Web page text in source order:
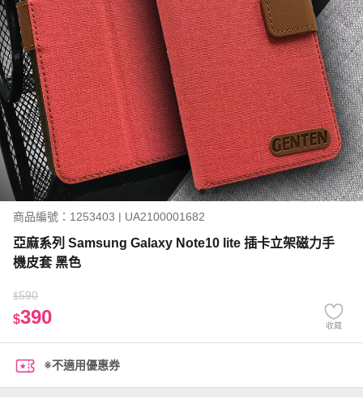
商品編號：1253403 | UA2100001682
亞麻系列 Samsung Galaxy Note10 lite 插卡立架磁力手
機皮套 黑色
$590
$390 收藏
※不適用優惠券